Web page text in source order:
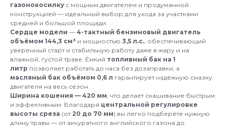
газонокосилкус мощным двигателем и продуманной
конструкцией — идеальный выбор для ухода за участками
средней и большой площади.
Сердце модели — 4-тактный бензиновый двигатель
объёмом 144,3 см³ и мощностью 3,5 л.с. , обеспечивающий
уверенный старт и стабильную работу даже в жару и на
влажной, густой траве. Ёмкий топливный бак на 1
литр позволяет работать до часа без дозаправки, а
масляный бак объёмом 0,6 л гарантирует надёжную смазку
двигателя на весь сезон.
Ширина кошения — 420 мм , что делает скашивание быстрым
и эффективным. Благодаря центральной регулировке
высоты среза (от 20 до 70 мм) вы легко подберёте нужную
длину травы — от аккуратного английского газона до